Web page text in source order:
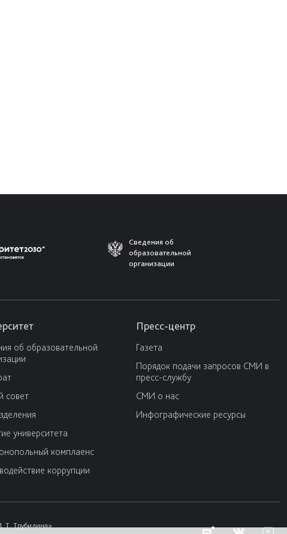
Сведения об
образовательной
организации
об образовательной
совет
университета
комплаенс
коррупции
Пресс-центр
Газета
Порядок подачи запросов СМИ в
пресс-службу
СМИ о нас
Инфографические ресурсы
Т. Трубилина»